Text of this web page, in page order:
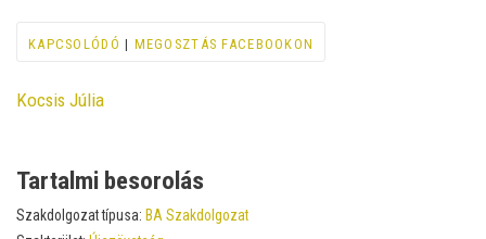
KAPCSOLÓDÓ | MEGOSZTÁS FACEBOOKON
Contributor
Kocsis Júlia
Tartalmi besorolás
Szakdolgozat típusa: BA Szakdolgozat